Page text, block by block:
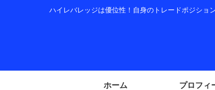
ハイレバレッジは優位性！自身のトレードポジショ
ホーム プロフィ